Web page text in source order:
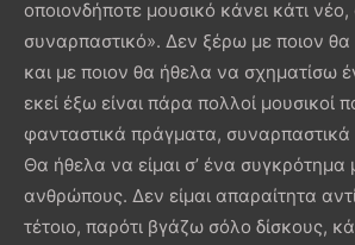
οποιονδήποτε μουσικό κάνει κάτι
συναρπαστικό». Δεν ξέρω με ποιον θα
και με ποιον θα ήθελα να σχηματίσω
εκεί έξω είναι πάρα πολλοί μουσικοί
φανταστικά πράγματα, συναρπαστικά
Θα ήθελα να είμαι σ’ ένα συγκρότημα
ανθρώπους. Δεν είμαι απαραίτητα
τέτοιο, παρότι βγάζω σόλο δίσκους,